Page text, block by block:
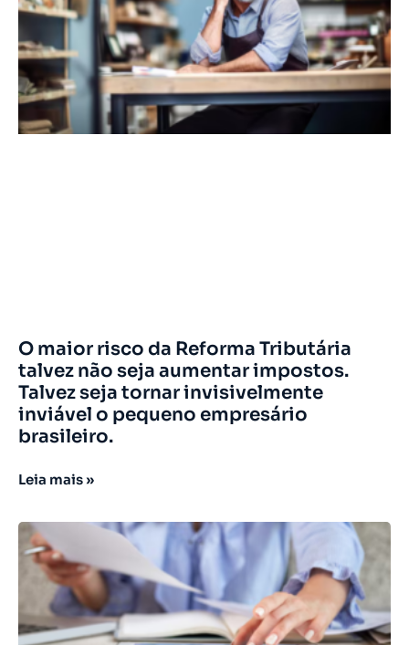
O maior risco da Reforma Tributária
talvez não seja aumentar impostos.
Talvez seja tornar invisivelmente
inviável o pequeno empresário
brasileiro.
Leia mais »